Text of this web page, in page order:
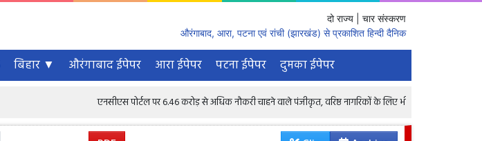
दो राज्य | चार संस्करण
औरंगाबाद, आरा, पटना एवं रांची (झारखंड) से प्रकाशित हिन्दी दैनिक
बिहार ▼ औरंगाबाद ईपेपर आरा ईपेपर पटना ईपेपर दुमका ईपेपर
एनसीएस पोर्टल पर 6.46 करोड़ से अधिक नौकरी चाहने वाले पंजीकृत, वरिष्ठ नागरिकों के लिए भी 1.68 लाख रिक्तियां : केंद्रीय मंत्री